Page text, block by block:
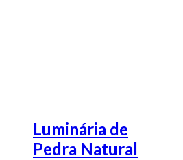
Luminária de
Pedra Natural